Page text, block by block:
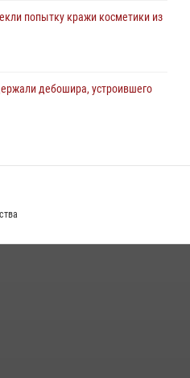
попытку кражи косметики из
дебошира, устроившего